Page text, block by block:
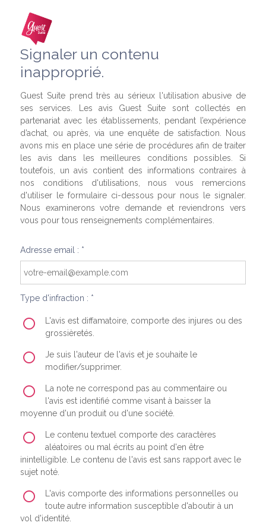
Signaler un contenu
inapproprié.
Guest Suite prend très au sérieux l'utilisation abusive de
ses services. Les avis Guest Suite sont collectés en
partenariat avec les établissements, pendant l’expérience
d’achat, ou après, via une enquête de satisfaction. Nous
avons mis en place une série de procédures afin de traiter
les avis dans les meilleures conditions possibles. Si
toutefois, un avis contient des informations contraires à
nos conditions d'utilisations, nous vous remercions
d'utiliser le formulaire ci-dessous pour nous le signaler.
Nous examinerons votre demande et reviendrons vers
vous pour tous renseignements complémentaires.
Adresse email : *
Type d'infraction : *
L'avis est diffamatoire, comporte des injures ou des
grossièretés.
Je suis l'auteur de l'avis et je souhaite le
modifier/supprimer.
La note ne correspond pas au commentaire ou
l'avis est identifié comme visant à baisser la
moyenne d'un produit ou d'une société.
Le contenu textuel comporte des caractères
aléatoires ou mal écrits au point d'en être
inintelligible. Le contenu de l'avis est sans rapport avec le
sujet noté.
L'avis comporte des informations personnelles ou
toute autre information susceptible d'aboutir à un
vol d'identité.